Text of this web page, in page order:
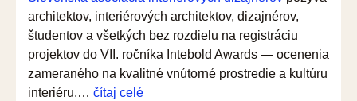
architektov, interiérových architektov, dizajnérov,
študentov a všetkých bez rozdielu na registráciu
projektov do VII. ročníka Intebold Awards — ocenenia
zameraného na kvalitné vnútorné prostredie a kultúru
interiéru.… čítaj celé“Intebold